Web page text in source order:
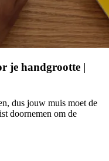
je handgrootte |
dus jouw muis moet de
doornemen om de